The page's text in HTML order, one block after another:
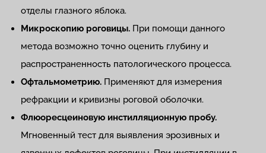
отделы глазного яблока.
Микроскопию роговицы. При помощи данного
метода возможно точно оценить глубину и
распространенность патологического процесса.
Офтальмометрию. Применяют для измерения
рефракции и кривизны роговой оболочки.
Флюоресцеиновую инстилляционную пробу.
Мгновенный тест для выявления эрозивных и